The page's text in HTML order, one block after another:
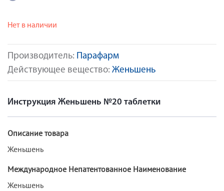
Производитель: Парафарм
Действующее вещество: Женьшень
Нет в наличии
Инструкция Женьшень №20 таблетки
Описание товара
Женьшень
Международное Непатентованное Наименование
Женьшень